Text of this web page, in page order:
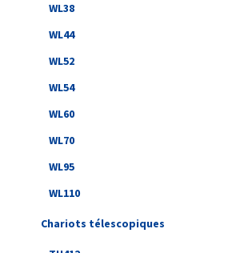
WL38
WL44
WL52
WL54
WL60
WL70
WL95
WL110
Chariots télescopiques